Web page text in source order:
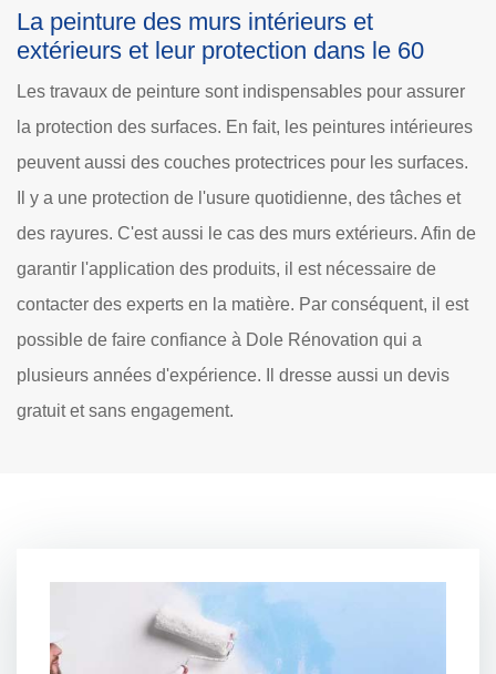
La peinture des murs intérieurs et
extérieurs et leur protection dans le 60
Les travaux de peinture sont indispensables pour assurer
la protection des surfaces. En fait, les peintures intérieures
peuvent aussi des couches protectrices pour les surfaces.
Il y a une protection de l'usure quotidienne, des tâches et
des rayures. C'est aussi le cas des murs extérieurs. Afin de
garantir l'application des produits, il est nécessaire de
contacter des experts en la matière. Par conséquent, il est
possible de faire confiance à Dole Rénovation qui a
plusieurs années d'expérience. Il dresse aussi un devis
gratuit et sans engagement.